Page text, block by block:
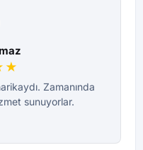
Zamanında
sunuyorlar.